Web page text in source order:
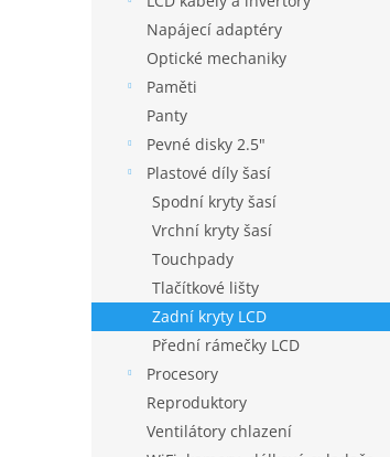
Napájecí adaptéry
Optické mechaniky
Paměti
Panty
Pevné disky 2.5"
Plastové díly šasí
Spodní kryty šasí
Vrchní kryty šasí
Touchpady
Tlačítkové lišty
Zadní kryty LCD
Přední rámečky LCD
Procesory
Reproduktory
Ventilátory chlazení